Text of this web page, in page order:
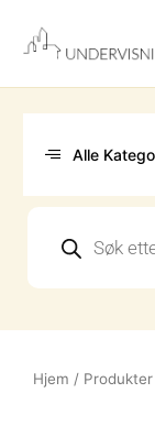
innholdet
Alle
search
Hjem /